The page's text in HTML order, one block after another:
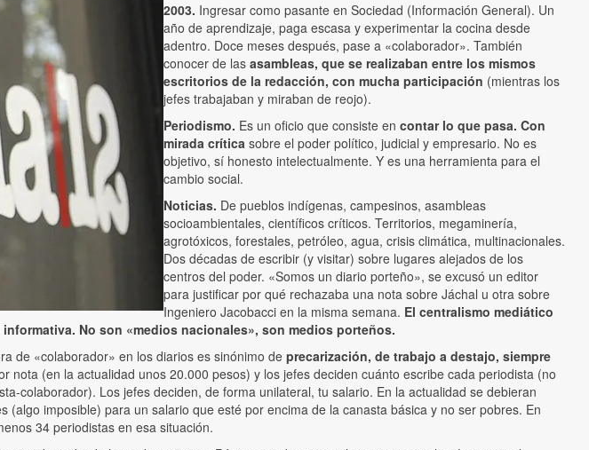
2003. Ingresar como pasante en Sociedad (Información General). Un
año de aprendizaje, paga escasa y experimentar la cocina desde
adentro. Doce meses después, pase a «colaborador». También
conocer de las asambleas, que se realizaban entre los mismos
escritorios de la redacción, con mucha participación (mientras los
jefes trabajaban y miraban de reojo).
Periodismo. Es un oficio que consiste en contar lo que pasa. Con
mirada crítica sobre el poder político, judicial y empresario. No es
objetivo, sí honesto intelectualmente. Y es una herramienta para el
cambio social.
Noticias. De pueblos indígenas, campesinos, asambleas
socioambientales, científicos críticos. Territorios, megaminería,
agrotóxicos, forestales, petróleo, agua, crisis climática, multinacionales.
Dos décadas de escribir (y visitar) sobre lugares alejados de los
centros del poder. «Somos un diario porteño», se excusó un editor
para justificar por qué rechazaba una nota sobre Jáchal u otra sobre
Ingeniero Jacobacci en la misma semana. El centralismo mediático
No son «medios nacionales», son medios porteños.
de «colaborador» en los diarios es sinónimo de precarización, de trabajo a destajo, siempre
nota (en la actualidad unos 20.000 pesos) y los jefes deciden cuánto escribe cada periodista (no
colaborador). Los jefes deciden, de forma unilateral, tu salario. En la actualidad se debieran
(algo imposible) para un salario que esté por encima de la canasta básica y no ser pobres. En
34 periodistas en esa situación.